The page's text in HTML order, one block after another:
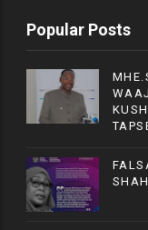
Popular Posts